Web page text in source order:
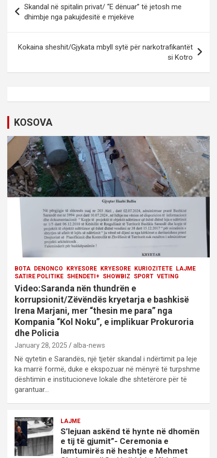
s
a
a
i
o
n
Skandal në spitalin privat/ “E dënuar” të jetosh me
dhimbje nga pakujdesitë e mjekëve
Kokaina sheshit/Gjykata mbyll sytë për narkotrafikantët
si Kotro
KOSOVA
BOTA DENONCO KRYESORE KRYESORE KURIOZITETE
LAJME
SATIRE POLITIKE SHENDETI+ SHOWBIZ SPORT VETING
Video:Saranda nën thundrën e
korrupsionit/Zëvëndës kryetarja e bashkisë
Irena Marjani, mer “thesin me para” nga
Kompania “Kol Noku”, e implikuar Prokuroria
dhe Policia
January 28, 2025 alba-news
Në qytetin e Sarandës, një tjetër skandal i ndërtimit pa leje
ka marrë formë, duke e ekspozuar në mënyrë të turpshme
dështimin e institucioneve lokale dhe shtetërore për të
garantuar…
LAJME
S’lejuan askënd të hynte në dhomën
e tij të gjumit”- Ceremonia e
lamtumirës në heshtje e Mehmet